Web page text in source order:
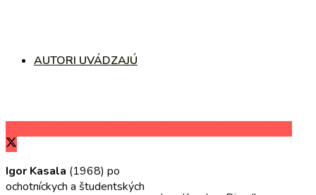
AUTORI UVÁDZAJÚ
Igor Kasala (1968) po
ochotníckych a študentských